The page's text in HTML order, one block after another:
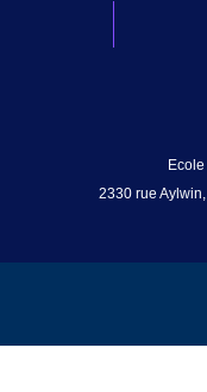
2330 rue